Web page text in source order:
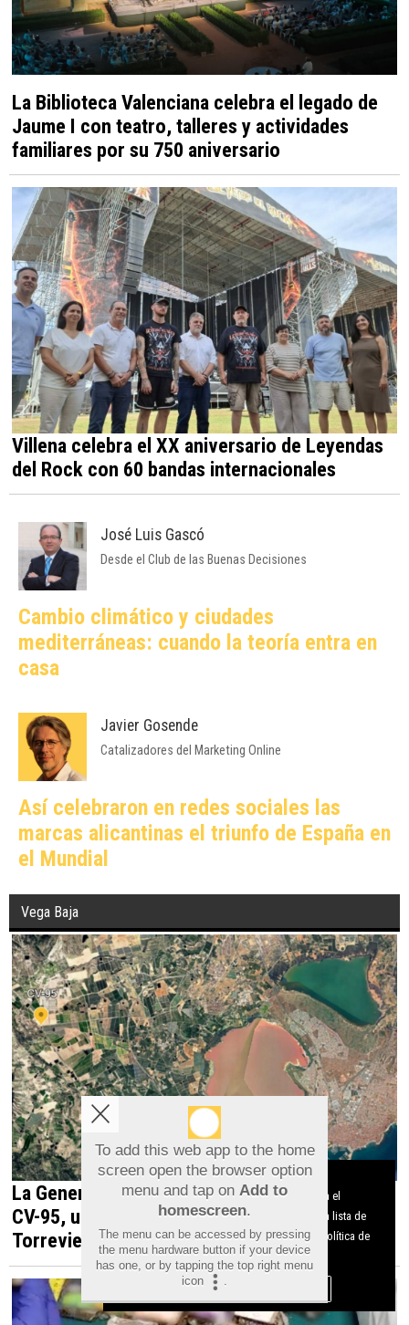
La Biblioteca Valenciana celebra el legado de
Jaume I con teatro, talleres y actividades
familiares por su 750 aniversario
Villena celebra el XX aniversario de Leyendas
Cambio climático y ciudades
mediterráneas: cuando la teoría entra en
Así celebraron en redes sociales las
marcas alicantinas el triunfo de España en
el Mundial
Vega Baja
La Generalitat impulsa el desdoblamiento de la
CV-95, una infraestructura estratégica para
Torrevieja y la Vega Baja
To add this web app to the home
screen open the browser option
menu and tap on Add to
homescreen.
The menu can be accessed by pressing
the menu hardware button if your device
has one, or by tapping the top right menu
icon
.
Aviso sobre el Uso de cookies:
Utilizamos cookies nuestras y de terceros para el
funcionamiento del digital. Puedes consultar la lista de
cookies y como desconectarlas. Ver nuestra Política de
Privacidad y Cookies
Aceptar Cookies